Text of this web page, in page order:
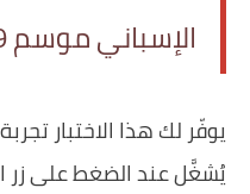
الإسباني موسم 2009 - 2010
يوفّر لك هذا الاختبار
يُشغَّل عند الضغط على زر